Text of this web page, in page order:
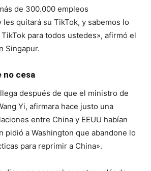
de 300.000 empleos
quitará su TikTok, y sabemos lo
para todos ustedes», afirmó el
Singapur.
no cesa
después de que el ministro de
Yi, afirmara hace justo una
entre China y EEUU habían
pidió a Washington que abandone lo
para reprimir a China».